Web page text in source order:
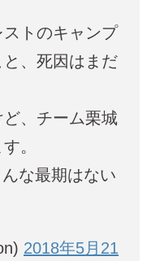
トのキャンプ
、死因はまだ
、チーム栗城
。
な最期はない
2018年5月21